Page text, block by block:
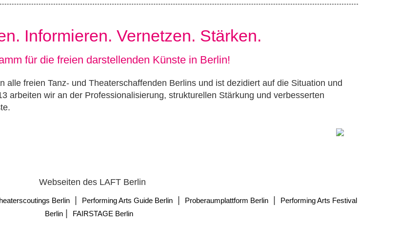
Informieren. Vernetzen. Stärken.
für die freien darstellenden Künste in Berlin!
alle freien Tanz- und Theaterschaffenden Berlins und ist dezidiert auf die Situation und
arbeiten wir an der Professionalisierung, strukturellen Stärkung und verbesserten
Webseiten des LAFT Berlin
Berlin Performing Arts Guide Berlin Proberaumplattform Berlin
Performing Arts Festival
Berlin| FAIRSTAGE Berlin